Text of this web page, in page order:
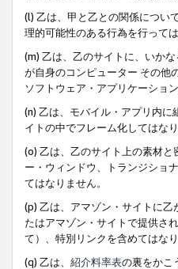
(l) 乙は、甲と乙との関係につい
理的可能性のある行為を行っては
(m) 乙は、乙のサイトに、いか
が自身のコンピューター その他
ソフトウェア・アプリケーショ
(n) 乙は、モバイル・アプリ内
イトの中でフレーム化してはな
(o) 乙は、乙のサイト上の素材
ー・ウィンドウ、トランジショ
てはなりません。
(p) 乙は、アマゾン・サイトに
たはアマゾン・サイトで提供さ
て）、特別リンクを含めてはなり
(q) 乙は、 紹介料率表の裏をかこ